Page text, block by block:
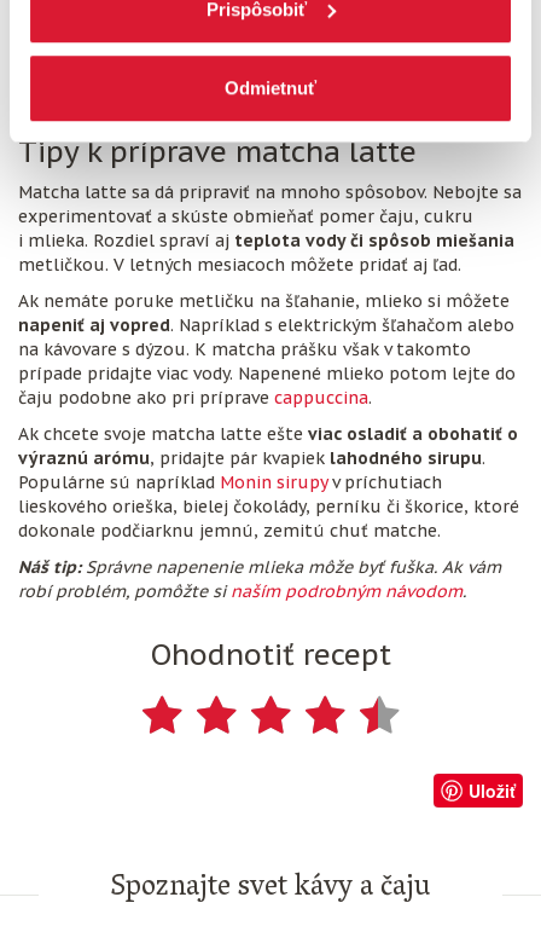
Prispôsobiť
Odmietnuť
VIAC O PRODUKTE
Tipy k príprave matcha latte
Matcha latte sa dá pripraviť na mnoho spôsobov. Nebojte sa
experimentovať a skúste obmieňať pomer čaju, cukru
i mlieka. Rozdiel spraví aj teplota vody či spôsob miešania
metličkou. V letných mesiacoch môžete pridať aj ľad.
Ak nemáte poruke metličku na šľahanie, mlieko si môžete
napeniť aj vopred. Napríklad s elektrickým šľahačom alebo
na kávovare s dýzou. K matcha prášku však v takomto
prípade pridajte viac vody. Napenené mlieko potom lejte do
čaju podobne ako pri príprave cappuccina.
Ak chcete svoje matcha latte ešte viac osladiť a obohatiť o
výraznú arómu, pridajte pár kvapiek lahodného sirupu.
Populárne sú napríklad Monin sirupyv príchutiach
lieskového orieška, bielej čokolády, perníku či škorice, ktoré
dokonale podčiarknu jemnú, zemitú chuť matche.
Náš tip:Správne napenenie mlieka môže byť fuška. Ak vám
robí problém, pomôžte sinaším podrobným návodom.
Ohodnotiť recept
Uložiť
Spoznajte svet kávy a čaju